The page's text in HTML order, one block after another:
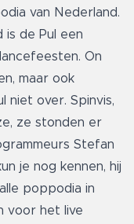
van Nederland.
is de Pul een
On
maar ook
niet over. Spinvis,
ze stonden er
Stefan
je nog kennen, hij
poppodia in
voor het live